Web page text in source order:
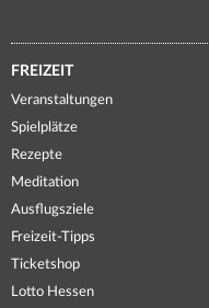
FREIZEIT
Veranstaltungen
Spielplätze
Rezepte
Meditation
Ausflugsziele
Freizeit-Tipps
Ticketshop
Lotto Hessen